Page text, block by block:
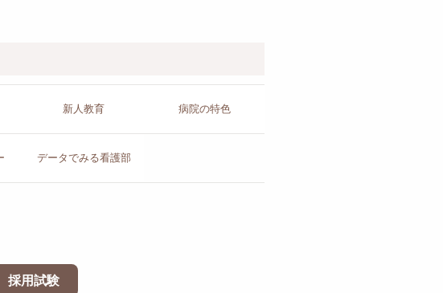
新人教育 病院の特色
データでみる看護部
採用試験